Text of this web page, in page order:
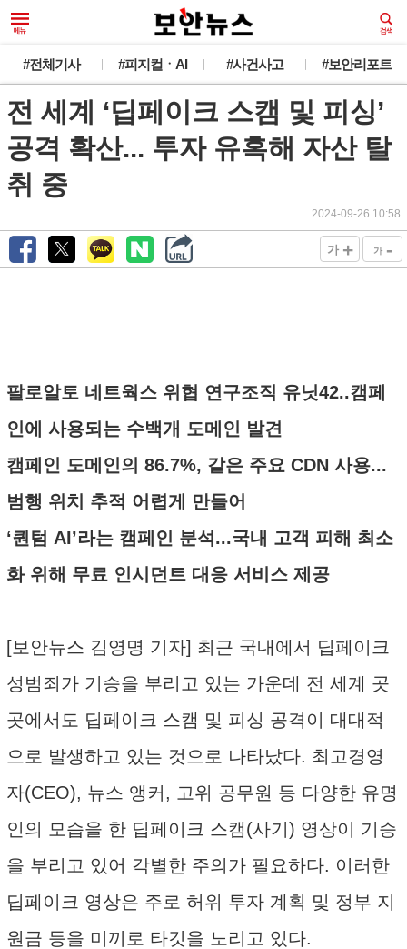
#전체기사 #피지컬ㆍAI #사건사고 #보안리포트
전 세계 ‘딥페이크 스캠 및 피싱’
공격 확산... 투자 유혹해 자산 탈
취 중
2024-09-26 10:58
가 + 가 -
팔로알토 네트웍스 위협 연구조직 유닛42..캠페
인에 사용되는 수백개 도메인 발견
캠페인 도메인의 86.7%, 같은 주요 CDN 사용...
범행 위치 추적 어렵게 만들어
‘퀀텀 AI’라는 캠페인 분석...국내 고객 피해 최소
화 위해 무료 인시던트 대응 서비스 제공
[보안뉴스 김영명 기자] 최근 국내에서 딥페이크
성범죄가 기승을 부리고 있는 가운데 전 세계 곳
곳에서도 딥페이크 스캠 및 피싱 공격이 대대적
으로 발생하고 있는 것으로 나타났다. 최고경영
자(CEO), 뉴스 앵커, 고위 공무원 등 다양한 유명
인의 모습을 한 딥페이크 스캠(사기) 영상이 기승
을 부리고 있어 각별한 주의가 필요하다. 이러한
딥페이크 영상은 주로 허위 투자 계획 및 정부 지
원금 등을 미끼로 타깃을 노리고 있다.